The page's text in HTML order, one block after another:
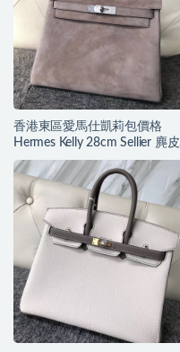
香港東區愛馬仕凱莉包價格
Hermes Kelly 28cm Sellier 麂皮
M8 gris asphalte